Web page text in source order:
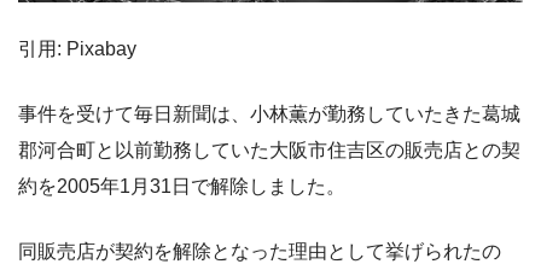
引用: Pixabay
事件を受けて毎日新聞は、小林薫が勤務していたきた葛城
郡河合町と以前勤務していた大阪市住吉区の販売店との契
約を2005年1月31日で解除しました。
同販売店が契約を解除となった理由として挙げられたの